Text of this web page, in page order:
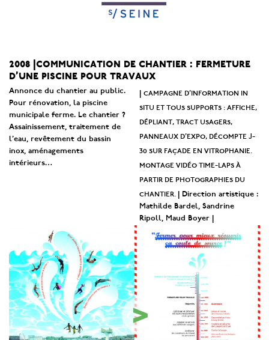
2008 |communication de chantier : fermeture
d’une piscine pour travaux
Annonce du chantier au public.
Pour rénovation, la piscine
municipale ferme. Le chantier ?
Assainissement, traitement de
l’eau, revêtement du bassin
inox, aménagements
intérieurs…
|campagne d’information in
situ et tous supports : affiche,
dépliant, tract usagers,
panneaux d’expo, décompte J-
30 sur façade en vitrophanie.
montage vidéo time-laps à
partir de photographies du
chantier.
| Direction artistique :
Mathilde Bardel, Sandrine
Ripoll, Maud Boyer |
>